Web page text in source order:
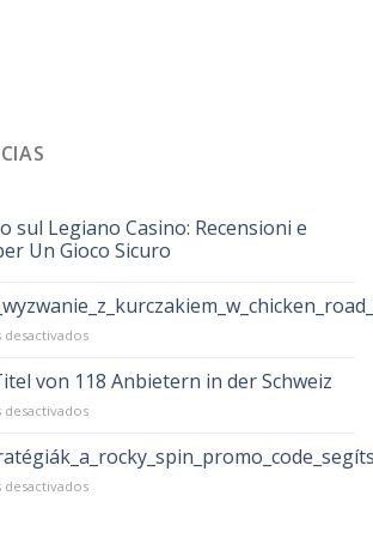
sul Legiano Casino: Recensioni e
Un Gioco Sicuro
en
von 118 Anbietern in der Schweiz
en
Titel
von
118
en